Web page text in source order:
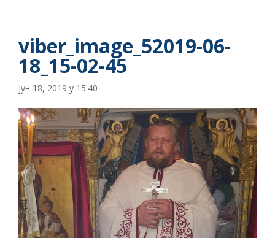
viber_image_52019-06-
18_15-02-45
јун 18, 2019 у 15:40